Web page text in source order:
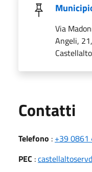
Via
Angeli,
Contatti
Telefono : +39 0861
PEC :